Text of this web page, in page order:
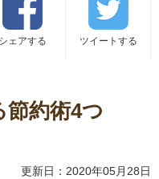
シェアする ツイートする
約術4つ
更新日：2020年05月28日